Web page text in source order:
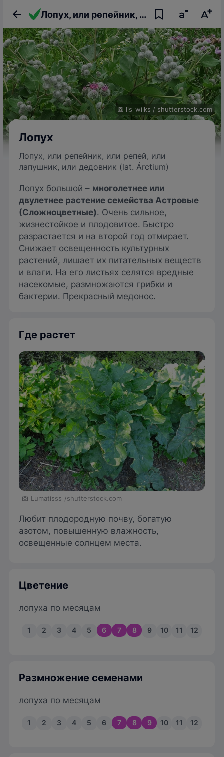
Лопух, или репейник, или репей, или лапушник, или дедовник
lis_wilks / shutterstock.com
Лопух
Лопух, или репейник, или репей, или
лапушник, или дедовник (lat. Árctium)
Лопух большой – многолетнее или
двулетнее растение семейства Астровые
(Сложноцветные). Очень сильное,
жизнестойкое и плодовитое. Быстро
разрастается и на второй год отмирает.
Снижает освещенность культурных
растений, лишает их питательных веществ
и влаги. На его листьях селятся вредные
насекомые, размножаются грибки и
бактерии. Прекрасный медонос.
Где растет
Lumatisss /shutterstock.com
Любит плодородную почву, богатую
азотом, повышенную влажность,
освещенные солнцем места.
Цветение
лопуха по месяцам
1 2 3 4 5 6 7 8 9 10 11 12
Размножение семенами
лопуха по месяцам
1 2 3 4 5 6 7 8 9 10 11 12